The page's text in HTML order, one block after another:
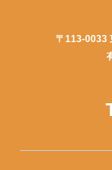
〒113-0033